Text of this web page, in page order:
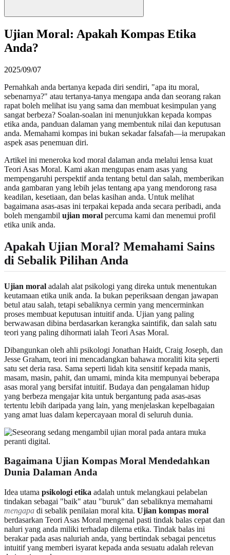
Ujian Moral: Apakah Kompas Etika
Anda?
2025/09/07
Pernahkah anda bertanya kepada diri sendiri, "apa itu moral,
sebenarnya?" atau tertanya-tanya mengapa anda dan seorang rakan
rapat boleh melihat isu yang sama dan membuat kesimpulan yang
sangat berbeza? Soalan-soalan ini menunjukkan kepada kompas
etika anda, panduan dalaman yang membentuk nilai dan keputusan
anda. Memahami kompas ini bukan sekadar falsafah—ia merupakan
aspek asas penemuan diri.
Artikel ini meneroka kod moral dalaman anda melalui lensa kuat
Teori Asas Moral. Kami akan mengupas enam asas yang
mempengaruhi perspektif anda tentang betul dan salah, memberikan
anda gambaran yang lebih jelas tentang apa yang mendorong rasa
keadilan, kesetiaan, dan belas kasihan anda. Untuk melihat
bagaimana asas-asas ini terpakai kepada anda secara peribadi, anda
boleh mengambil ujian moral percuma kami dan menemui profil
etika unik anda.
Apakah Ujian Moral? Memahami Sains
di Sebalik Pilihan Anda
Ujian moral adalah alat psikologi yang direka untuk menentukan
keutamaan etika unik anda. Ia bukan peperiksaan dengan jawapan
betul atau salah, tetapi sebaliknya cermin yang mencerminkan
proses membuat keputusan intuitif anda. Ujian yang paling
berwawasan dibina berdasarkan kerangka saintifik, dan salah satu
teori yang paling dihormati ialah Teori Asas Moral.
Dibangunkan oleh ahli psikologi Jonathan Haidt, Craig Joseph, dan
Jesse Graham, teori ini mencadangkan bahawa moraliti kita seperti
satu set deria rasa. Sama seperti lidah kita sensitif kepada manis,
masam, masin, pahit, dan umami, minda kita mempunyai beberapa
asas moral yang bersifat intuitif. Budaya dan pengalaman hidup
yang berbeza mengajar kita untuk bergantung pada asas-asas
tertentu lebih daripada yang lain, yang menjelaskan kepelbagaian
yang amat luas dalam kepercayaan moral di seluruh dunia.
Bagaimana Ujian Kompas Moral Mendedahkan
Dunia Dalaman Anda
Idea utama psikologi etika adalah untuk melangkaui pelabelan
tindakan sebagai "baik" atau "buruk" dan sebaliknya memahami
mengapa di sebalik penilaian moral kita. Ujian kompas moral
berdasarkan Teori Asas Moral mengenal pasti tindak balas cepat dan
naluri yang anda miliki terhadap dilema etika. Tindak balas ini
berakar pada asas naluriah anda, yang bertindak sebagai pencetus
intuitif yang memberi isyarat kepada anda sesuatu adalah relevan